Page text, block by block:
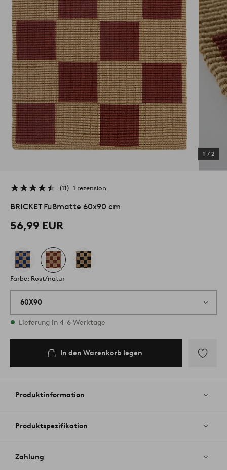
1 / 2
11 1 rezension
BRICKET Fußmatte 60x90 cm
56,99 EUR
Farbe: Rost/natur
60X90
Vorrätig
Lieferung in 4-6 Werktage
In den Warenkorb legen
Favoriten
Produktinformation
Produktspezifikation
Zahlung